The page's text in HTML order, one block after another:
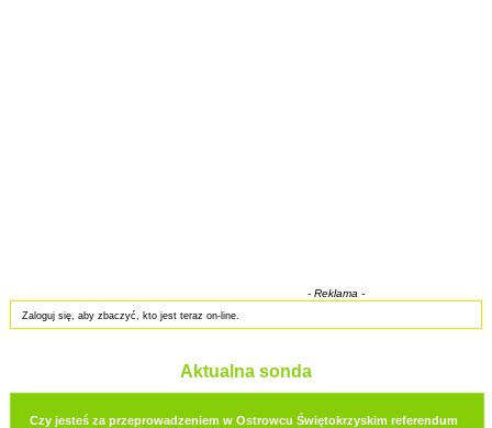
- Reklama -
Zaloguj się, aby zbaczyć, kto jest teraz on-line.
Aktualna sonda
Czy jesteś za przeprowadzeniem w Ostrowcu Świętokrzyskim referendum